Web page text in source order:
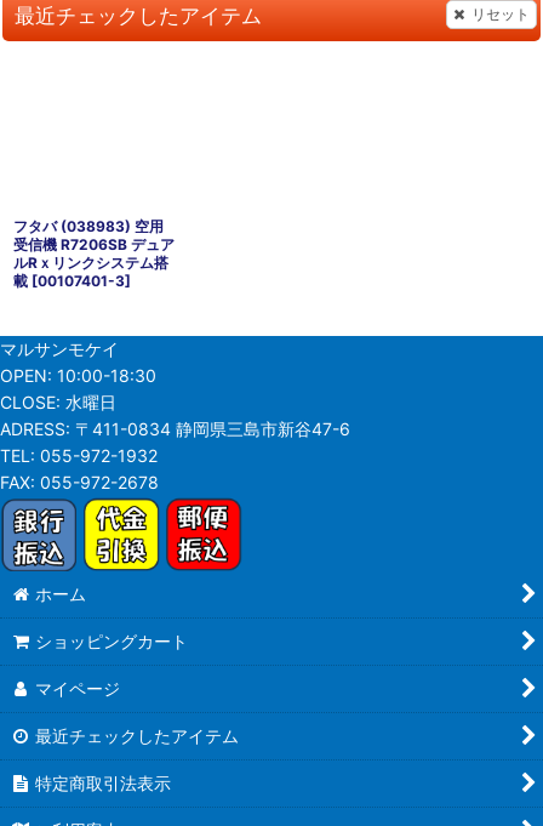
最近チェックしたアイテム リセット
フタバ (038983) 空用
受信機 R7206SB デュア
ルRｘリンクシステム搭
載 [00107401-3]
マルサンモケイ
OPEN: 10:00-18:30
CLOSE: 水曜日
ADRESS: 〒411-0834 静岡県三島市新谷47-6
TEL: 055-972-1932
FAX: 055-972-2678
ホーム
ショッピングカート
マイページ
最近チェックしたアイテム
特定商取引法表示